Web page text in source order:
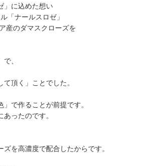
」に込めた想い
「ナールスロゼ」
産のダマスクローズを
、
頂く」ことでした。
で作ることが前提です。
ったのです。
を高濃度で配合したからです。